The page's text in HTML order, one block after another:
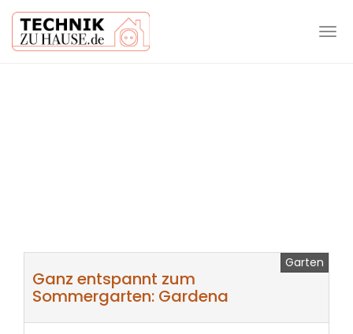
Garten
Ganz entspannt zum
Sommergarten: Gardena